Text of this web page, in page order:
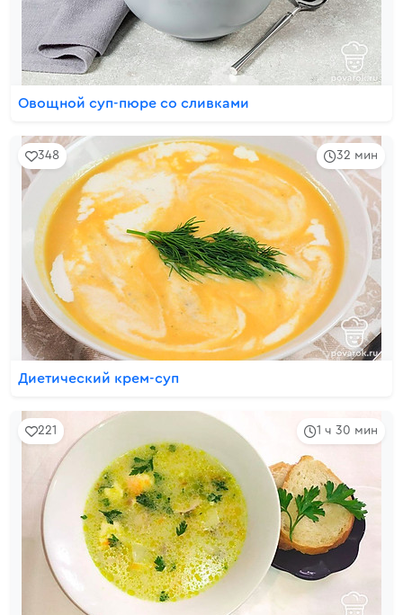
Овощной суп-пюре со сливками
32 мин
348
Диетический крем-суп
1 ч 30 мин
221